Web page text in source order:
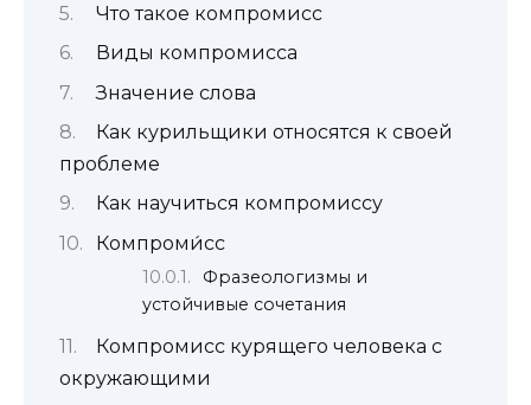
Что такое компромисс
Виды компромисса
Значение слова
Как курильщики относятся к своей
проблеме
Как научиться компромиссу
Компроми́сс
Фразеологизмы и
устойчивые сочетания
Компромисс курящего человека с
окружающими